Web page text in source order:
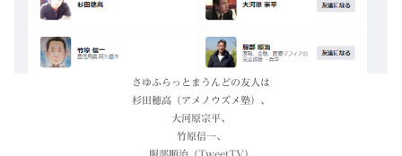
さゆふらっとまうんどの友人は
杉田穂高（アメノウズメ塾）、
大河原宗平、
竹原信一、
服部順治（TweetTV）